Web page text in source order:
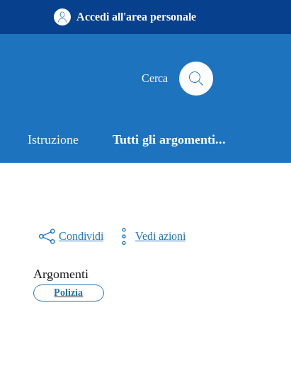
Accedi all'area personale
Cerca
Istruzione Tutti gli argomenti...
Condividi Vedi azioni
Argomenti
Polizia